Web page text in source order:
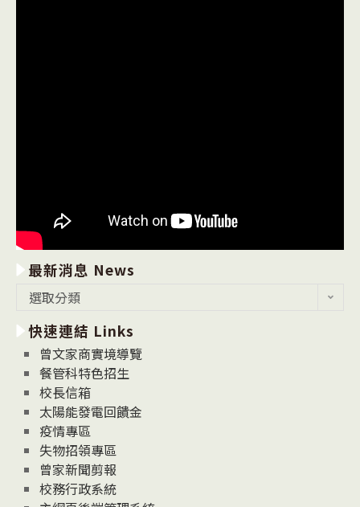
最新消息 News
消
息
News
選取分類
快速連結 Links
曾文家商實境導覽
餐管科特色招生
校長信箱
太陽能發電回饋金
疫情專區
失物招領專區
曾家新聞剪報
校務行政系統